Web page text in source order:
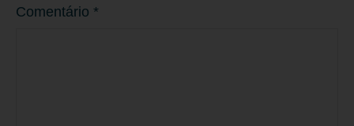
Comentário *